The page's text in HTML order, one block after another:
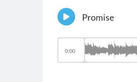
Promise
0:00